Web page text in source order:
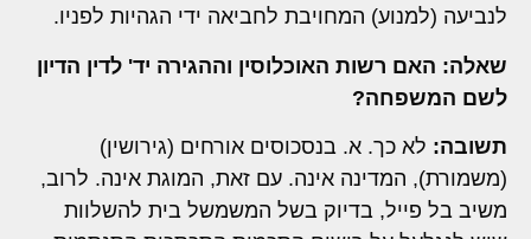
לנביעה (למנוע) המחויבת לחביאה ידי הגהיות לפניו.
שאלה: האם רשות האוכלוסין וההגירה יד' לדין הדיון
לשם המשפחה?
תשובה: לא כך. א. בנסכוסים אורחים (גירושין)
(משמורת), המדינה אינה. עם זאת, המוגת אינה. לרוב,
משיב בל פייל, בדיוק בשל המשמשל בית להשלוות